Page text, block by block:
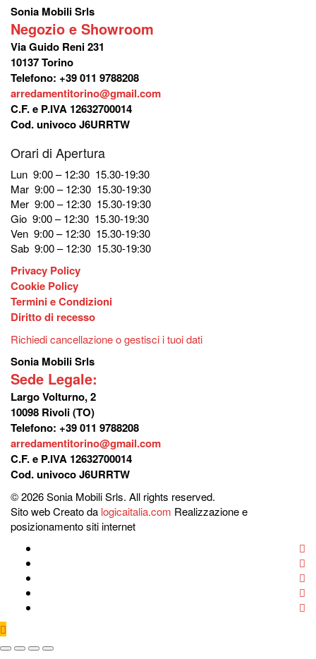
Sonia Mobili Srls
Negozio e Showroom
Via Guido Reni 231
10137 Torino
Telefono: +39 011 9788208
arredamentitorino@gmail.com
C.F. e P.IVA 12632700014
Cod. univoco J6URRTW
Orari di Apertura
Lun 9:00 – 12:30 15.30-19:30
Mar 9:00 – 12:30 15.30-19:30
Mer 9:00 – 12:30 15.30-19:30
Gio 9:00 – 12:30 15.30-19:30
Ven 9:00 – 12:30 15.30-19:30
Sab 9:00 – 12:30 15.30-19:30
Privacy Policy
Cookie Policy
Termini e Condizioni
Diritto di recesso
Richiedi cancellazione o gestisci i tuoi dati
Sonia Mobili Srls
Sede Legale:
Largo Volturno, 2
10098 Rivoli (TO)
Telefono: +39 011 9788208
arredamentitorino@gmail.com
C.F. e P.IVA 12632700014
Cod. univoco J6URRTW
© 2026 Sonia Mobili Srls. All rights reserved.
Sito web Creato da logicaitalia.com Realizzazione e
posizionamento siti internet